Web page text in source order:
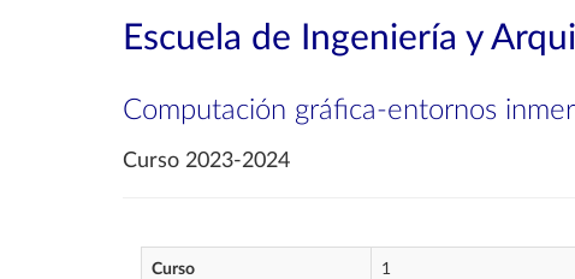
Escuela de Ingeniería y
Computación gráfica-entornos
Curso 2023-2024
Curso 1